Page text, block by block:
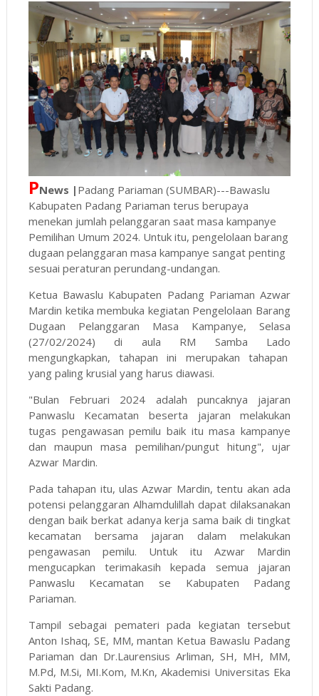
PNews | Padang Pariaman (SUMBAR)---Bawaslu
Kabupaten Padang Pariaman terus berupaya
menekan jumlah pelanggaran saat masa kampanye
Pemilihan Umum 2024. Untuk itu, pengelolaan barang
dugaan pelanggaran masa kampanye sangat penting
sesuai peraturan perundang-undangan.
Ketua Bawaslu Kabupaten Padang Pariaman Azwar
Mardin ketika membuka kegiatan Pengelolaan Barang
Dugaan Pelanggaran Masa Kampanye, Selasa
(27/02/2024) di aula RM Samba Lado
mengungkapkan, tahapan ini merupakan tahapan
yang paling krusial yang harus diawasi.
"Bulan Februari 2024 adalah puncaknya jajaran
Panwaslu Kecamatan beserta jajaran melakukan
tugas pengawasan pemilu baik itu masa kampanye
dan maupun masa pemilihan/pungut hitung", ujar
Azwar Mardin.
Pada tahapan itu, ulas Azwar Mardin, tentu akan ada
potensi pelanggaran Alhamdulillah dapat dilaksanakan
dengan baik berkat adanya kerja sama baik di tingkat
kecamatan bersama jajaran dalam melakukan
pengawasan pemilu. Untuk itu Azwar Mardin
mengucapkan terimakasih kepada semua jajaran
Panwaslu Kecamatan se Kabupaten Padang
Pariaman.
Tampil sebagai pemateri pada kegiatan tersebut
Anton Ishaq, SE, MM, mantan Ketua Bawaslu Padang
Pariaman dan Dr.Laurensius Arliman, SH, MH, MM,
M.Pd, M.Si, MI.Kom, M.Kn, Akademisi Universitas Eka
Sakti Padang.